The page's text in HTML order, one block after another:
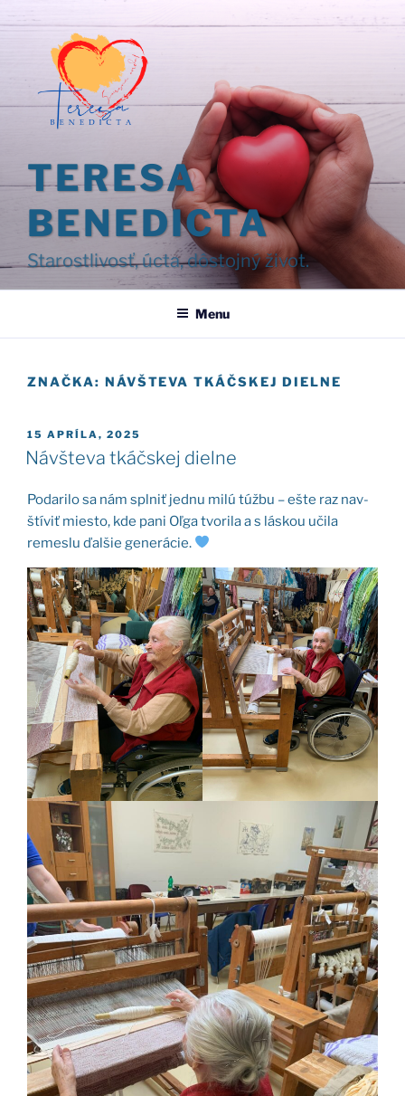
na
TERESA
BENEDICTA
Starostlivosť, úcta, dôstojný život.
Menu
ZNAČKA: NÁVŠTEVA TKÁČSKEJ DIELNE
PUBLIKOVANÉ
15 APRÍLA, 2025
Návšteva tkáčskej dielne
Poda­ri­lo sa nám spl­niť jed­nu milú túž­bu – ešte raz nav­
ští­viť mies­to, kde pani Oľga tvo­ri­la a s lás­kou uči­la
remes­lu ďal­šie gene­rá­cie.